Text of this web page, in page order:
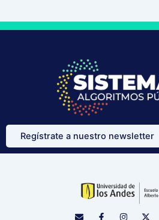
Regístrate a nuestro newsletter
E
F
I
X